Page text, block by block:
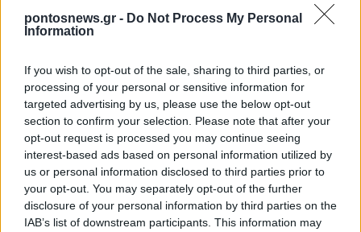
pontosnews.gr - Do Not Process My Personal
Information
If you wish to opt-out of the sale, sharing to third parties, or
processing of your personal or sensitive information for
targeted advertising by us, please use the below opt-out
section to confirm your selection. Please note that after your
opt-out request is processed you may continue seeing
interest-based ads based on personal information utilized by
us or personal information disclosed to third parties prior to
your opt-out. You may separately opt-out of the further
disclosure of your personal information by third parties on the
IAB’s list of downstream participants. This information may
ΕΚΔΗΛΩΣΕΙΣ
Σύλλογος Ποντίων Κορυδαλλού «Εύξεινος
Πόντος»: Με μεγάλα ονόματα το 5ο Ποντιακό
Πανοΰρ
6/08/2026 - 5:37μμ